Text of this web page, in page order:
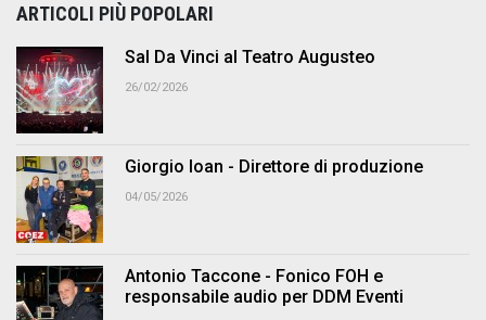
ARTICOLI PIÙ POPOLARI
Sal Da Vinci al Teatro Augusteo
26/02/2026
Giorgio Ioan - Direttore di produzione
04/05/2026
Antonio Taccone - Fonico FOH e
responsabile audio per DDM Eventi